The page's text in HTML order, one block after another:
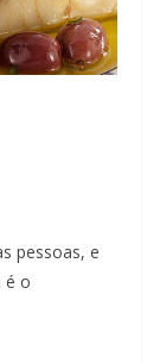
pessoas, e
é o